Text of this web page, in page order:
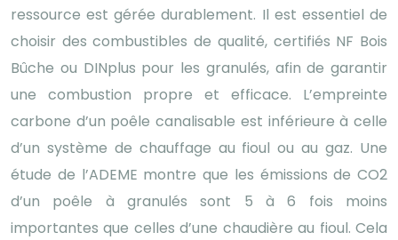
ressource est gérée durablement. Il est essentiel de
choisir des combustibles de qualité, certifiés NF Bois
Bûche ou DINplus pour les granulés, afin de garantir
une combustion propre et efficace. L’empreinte
carbone d’un poêle canalisable est inférieure à celle
d’un système de chauffage au fioul ou au gaz. Une
étude de l’ADEME montre que les émissions de CO2
d’un poêle à granulés sont 5 à 6 fois moins
importantes que celles d’une chaudière au fioul. Cela